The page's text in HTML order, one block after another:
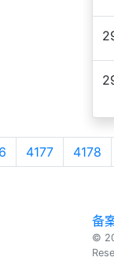
4177 4178
备
©